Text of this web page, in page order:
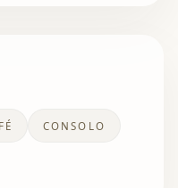
FÉ CONSOLO